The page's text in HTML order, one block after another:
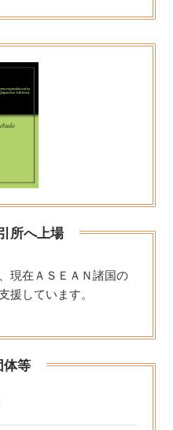
所へ上場
現在ＡＳＥＡＮ諸国の
援しています。
体等